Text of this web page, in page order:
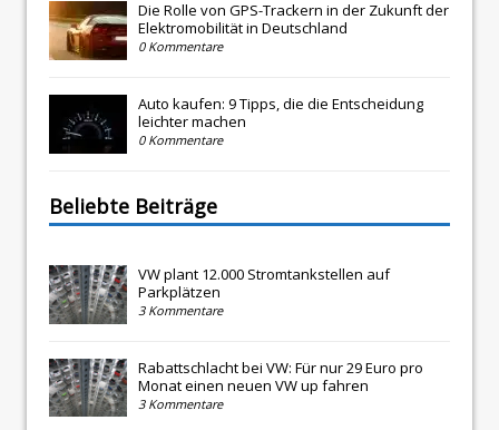
Die Rolle von GPS-Trackern in der Zukunft der
Elektromobilität in Deutschland
0 Kommentare
Auto kaufen: 9 Tipps, die die Entscheidung
leichter machen
0 Kommentare
Beliebte Beiträge
VW plant 12.000 Stromtankstellen auf
Parkplätzen
3 Kommentare
Rabattschlacht bei VW: Für nur 29 Euro pro
Monat einen neuen VW up fahren
3 Kommentare